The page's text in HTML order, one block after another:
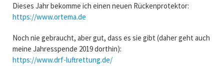
Dieses Jahr bekomme ich einen neuen Rückenprotektor:
https://www.ortema.de
Noch nie gebraucht, aber gut, dass es sie gibt (daher geht auch
meine Jahresspende 2019 dorthin):
https://www.drf-luftrettung.de/